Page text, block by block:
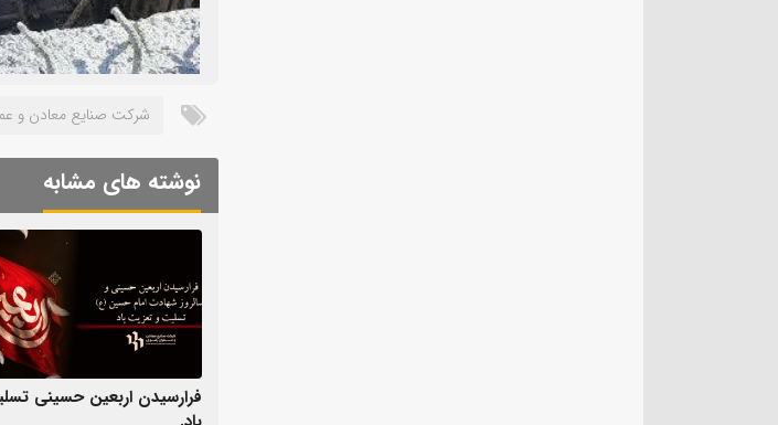
شرکت صنایع معادن و
نوشته های مشابه
فرارسیدن اربعین حسینی